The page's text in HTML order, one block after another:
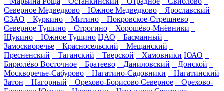
Северное Медведково
Южное Медведково
Ярославский
СЗАО
Куркино Митино
Покровское-Стрешнево
Северное Тушино
Строгино
Хорошёво-Мнёвники
Щукино
Южное Тушино ЦАО
Басманный
Замоскворечье
Красносельский
Мещанский
Пресненский
Таганский Тверской Хамовники ЮАО
Бирюлёво Восточное
Братеево Даниловский
Донской
Москворечье-Сабурово
Нагатино-Садовники
Нагатинский
Затон
Нагорный Орехово-Борисово Северное
Орехово-